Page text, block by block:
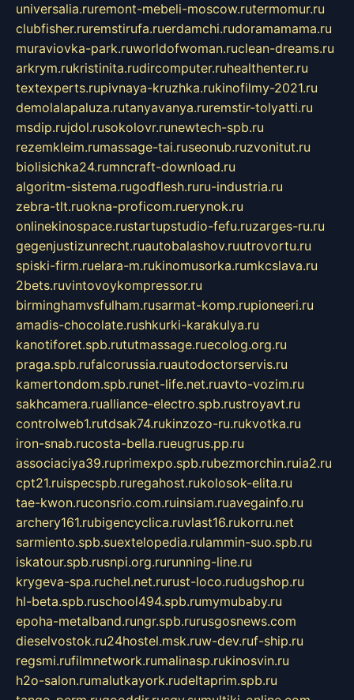
universalia.ruremont-mebeli-moscow.rutermomur.ru
clubfisher.ruremstirufa.ruerdamchi.rudoramamama.ru
muraviovka-park.ruworldofwoman.ruclean-dreams.ru
arkrym.rukristinita.rudircomputer.ruhealthenter.ru
textexperts.rupivnaya-kruzhka.rukinofilmy-2021.ru
demolalapaluza.rutanyavanya.ruremstir-tolyatti.ru
msdip.rujdol.rusokolovr.runewtech-spb.ru
rezemkleim.rumassage-tai.ruseonub.ruzvonitut.ru
biolisichka24.rumncraft-download.ru
algoritm-sistema.rugodflesh.ruru-industria.ru
zebra-tlt.ruokna-proficom.ruerynok.ru
onlinekinospace.rustartupstudio-fefu.ruzarges-ru.ru
gegenjustizunrecht.ruautobalashov.ruutrovortu.ru
spiski-firm.ruelara-m.rukinomusorka.rumkcslava.ru
2bets.ruvintovoykompressor.ru
birminghamvsfulham.rusarmat-komp.rupioneeri.ru
amadis-chocolate.rushkurki-karakulya.ru
kanotiforet.spb.rututmassage.ruecolog.org.ru
praga.spb.rufalcorussia.ruautodoctorservis.ru
kamertondom.spb.runet-life.net.ruavto-vozim.ru
sakhcamera.rualliance-electro.spb.rustroyavt.ru
controlweb1.rutdsak74.rukinzozo-ru.rukvotka.ru
iron-snab.rucosta-bella.rueugrus.pp.ru
associaciya39.ruprimexpo.spb.rubezmorchin.ruia2.ru
cpt21.ruispecspb.ruregahost.rukolosok-elita.ru
tae-kwon.ruconsrio.com.ruinsiam.ruavegainfo.ru
archery161.rubigencyclica.ruvlast16.rukorru.net
sarmiento.spb.suextelopedia.rulammin-suo.spb.ru
iskatour.spb.rusnpi.org.rurunning-line.ru
krygeva-spa.ruchel.net.rurust-loco.rudugshop.ru
hl-beta.spb.ruschool494.spb.rumymubaby.ru
epoha-metalband.rungr.spb.rurusgosnews.com
dieselvostok.ru24hostel.msk.ruw-dev.ruf-ship.ru
regsmi.rufilmnetwork.rumalinasp.rukinosvin.ru
h2o-salon.rumalutkayork.rudeltaprim.spb.ru